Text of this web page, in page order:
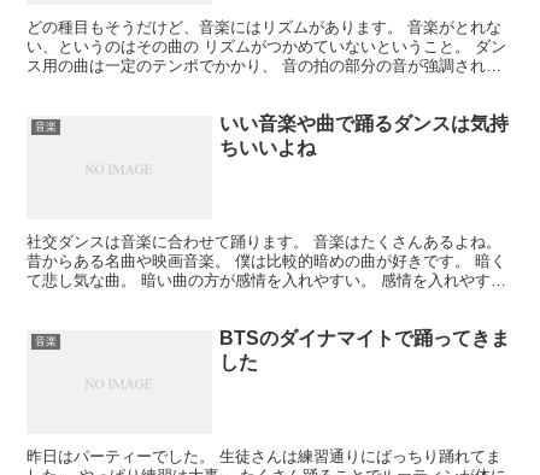
どの種目もそうだけど、音楽にはリズムがあります。 音楽がとれな
い、というのはその曲の リズムがつかめていないということ。 ダン
ス用の曲は一定のテンポでかかり、 音の拍の部分の音が強調された
音楽
いい音楽や曲で踊るダンスは気持
ちいいよね
社交ダンスは音楽に合わせて踊ります。 音楽はたくさんあるよね。
昔からある名曲や映画音楽。 僕は比較的暗めの曲が好きです。 暗く
て悲し気な曲。 暗い曲の方が感情を入れやすい。 感情を入れやすい
音楽
BTSのダイナマイトで踊ってきま
した
昨日はパーティーでした。 生徒さんは練習通りにばっちり踊れてま